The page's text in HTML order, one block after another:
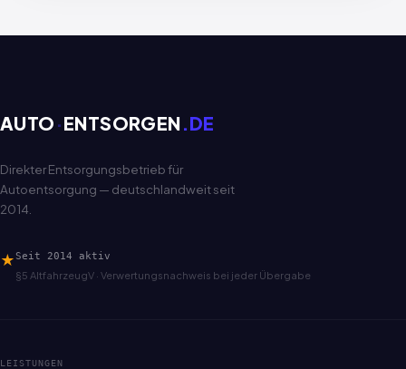
AUTO ·ENTSORGEN .DE
Direkter Entsorgungsbetrieb für
Autoentsorgung — deutschlandweit seit
2014.
★ Seit 2014 aktiv
§5 AltfahrzeugV · Verwertungsnachweis bei jeder Übergabe
LEISTUNGEN